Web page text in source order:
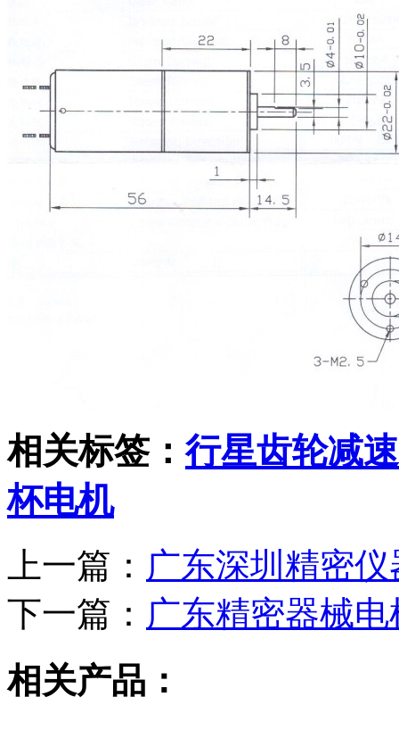
相关标签：行星齿轮减
杯电机
上一篇： 广东深圳精密
下一篇： 广东精密器械
相关产品：